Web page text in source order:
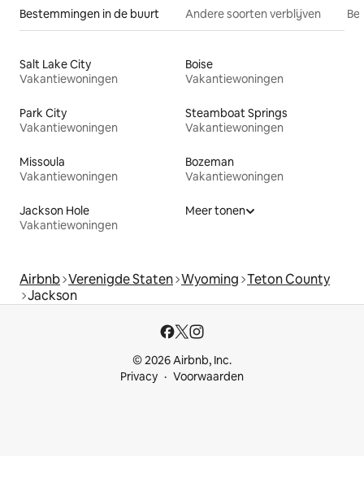
Bestemmingen in de buurt Andere soorten verblijven
Salt Lake City
Vakantiewoningen
Boise
Vakantiewoningen
Park City
Vakantiewoningen
Steamboat Springs
Vakantiewoningen
Missoula
Vakantiewoningen
Bozeman
Vakantiewoningen
Jackson Hole
Vakantiewoningen
Meer tonen
Airbnb Verenigde Staten Wyoming Teton County
Jackson
© 2026 Airbnb, Inc.
Privacy
Voorwaarden